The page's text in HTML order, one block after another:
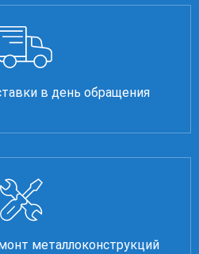
в день обращения
металлоконструкций